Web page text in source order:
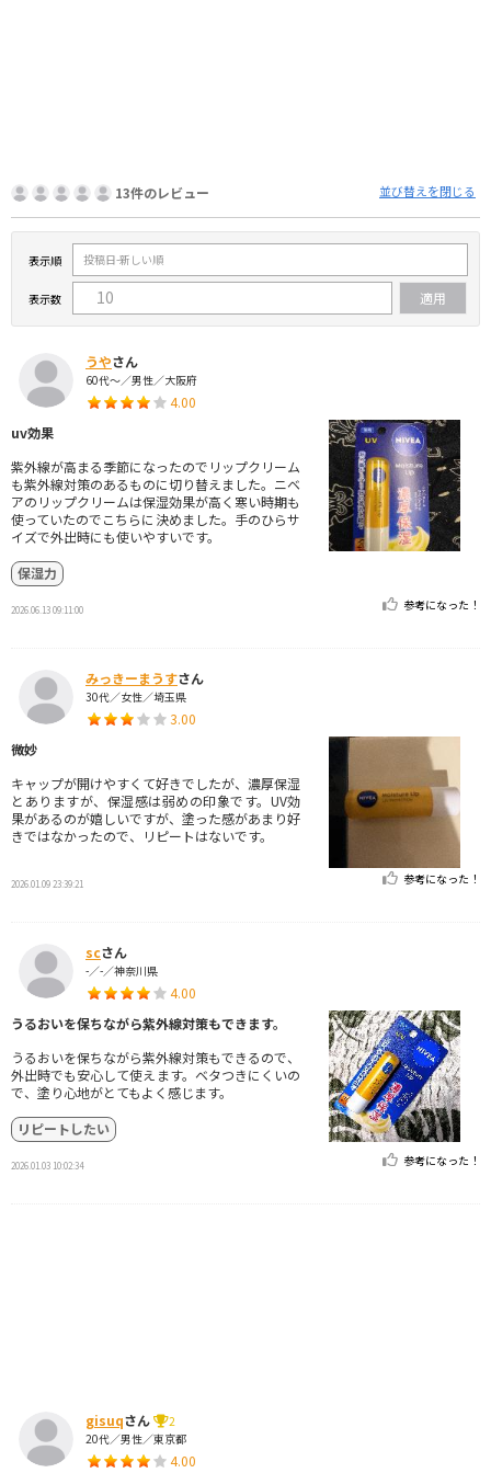
13件のレビュー 並び替えを閉じる
表示順
表示数
うやさん
60代～／男性／大阪府
4.00
uv効果
紫外線が高まる季節になったのでリップクリーム
も紫外線対策のあるものに切り替えました。ニベ
アのリップクリームは保湿効果が高く寒い時期も
使っていたのでこちらに決めました。手のひらサ
イズで外出時にも使いやすいです。
保湿力
2026.06.13 09:11:00 参考になった！
みっきーまうすさん
30代／女性／埼玉県
3.00
微妙
キャップが開けやすくて好きでしたが、濃厚保湿
とありますが、保湿感は弱めの印象です。UV効
果があるのが嬉しいですが、塗った感があまり好
きではなかったので、リピートはないです。
2026.01.09 23:39:21 参考になった！
scさん
-／-／神奈川県
4.00
うるおいを保ちながら紫外線対策もできます。
うるおいを保ちながら紫外線対策もできるので、
外出時でも安心して使えます。ベタつきにくいの
で、塗り心地がとてもよく感じます。
リピートしたい
2026.01.03 10:02:34 参考になった！
gisuqさん
2
20代／男性／東京都
4.00